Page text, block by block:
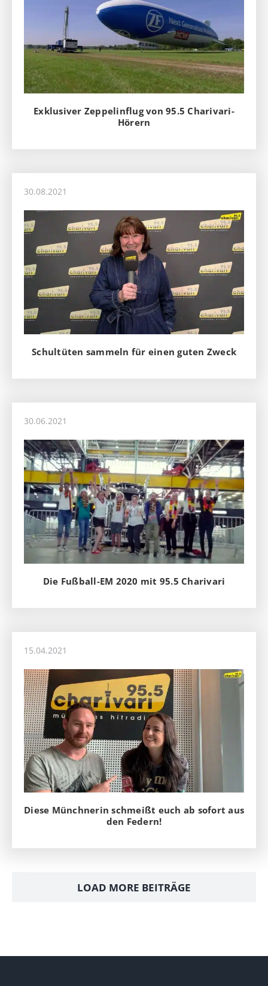
Exklusiver Zeppelinflug von 95.5 Charivari-
Hörern
30.08.2021
Schultüten sammeln für einen guten Zweck
30.06.2021
Die Fußball-EM 2020 mit 95.5 Charivari
15.04.2021
Diese Münchnerin schmeißt euch ab sofort aus
den Federn!
LOAD MORE BEITRÄGE